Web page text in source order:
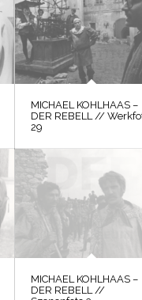
MICHAEL KOHLHAAS –
DER REBELL //
29
MICHAEL KOHLHAAS –
DER REBELL //